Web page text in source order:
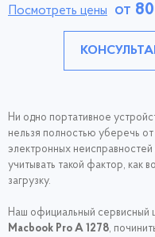
Посмотреть цены от
Ни одно портативное
нельзя полностью уберечь
электронных
учитывать такой фактор, как
загрузку.
Наш официальный сервисный
Macbook Pro A 1278,